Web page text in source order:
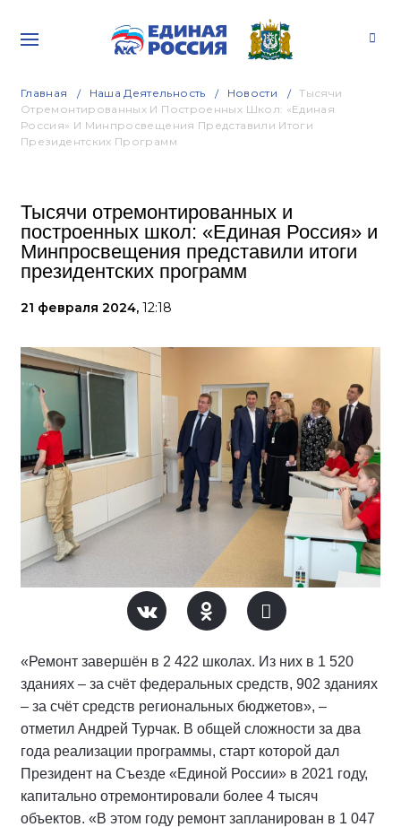
Главная Наша Деятельность Новости
Тысячи
Отремонтированных И Построенных Школ: «Единая
Россия» И Минпросвещения Представили Итоги
Президентских Программ
Тысячи отремонтированных и
построенных школ: «Единая Россия» и
Минпросвещения представили итоги
президентских программ
21 февраля 2024, 12:18
«Ремонт завершён в 2 422 школах. Из них в 1 520
зданиях – за счёт федеральных средств, 902 зданиях
– за счёт средств региональных бюджетов», –
отметил Андрей Турчак. В общей сложности за два
года реализации программы, старт которой дал
Президент на Съезде «Единой России» в 2021 году,
капитально отремонтировали более 4 тысяч
объектов. «В этом году ремонт запланирован в 1 047